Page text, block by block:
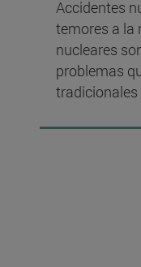
Accidentes
temores a la
nucleares
problemas
tradicionales